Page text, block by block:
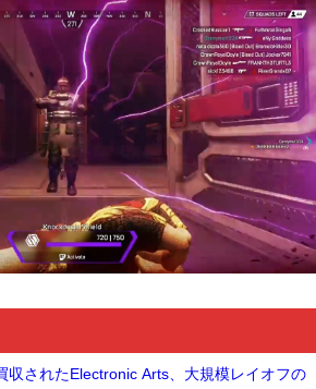
収されたElectronic Arts、大規模レイオフの